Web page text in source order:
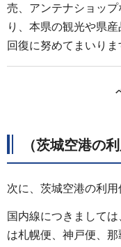
売、アンテナショッ
り、本県の観光や県
回復に努めてまいりま
（茨城空港の
次に、茨城空港の利用
国内線につきまして
は札幌便、神戸便、